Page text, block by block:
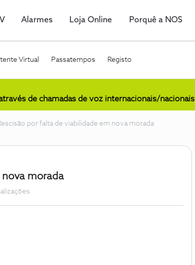
Alarmes Loja Online Porquê a NOS
Virtual Passatempos Registo
de chamadas de voz internacionais/nacionais
por falta de viabilidade em nova morada
nova morada